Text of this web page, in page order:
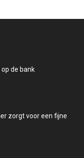
de bank
zorgt voor een fijne